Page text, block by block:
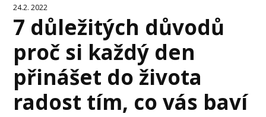
24.2. 2022
7 důležitých důvodů
proč si každý den
přinášet do života
radost tím, co vás baví